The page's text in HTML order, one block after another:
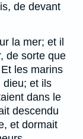
de devant
la mer; et il
de sorte que
Et les marins
dieu; et ils
dans le
descendu
et dormait